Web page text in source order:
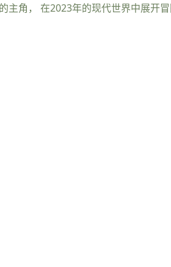
角， 在2023年的现代世界中展开